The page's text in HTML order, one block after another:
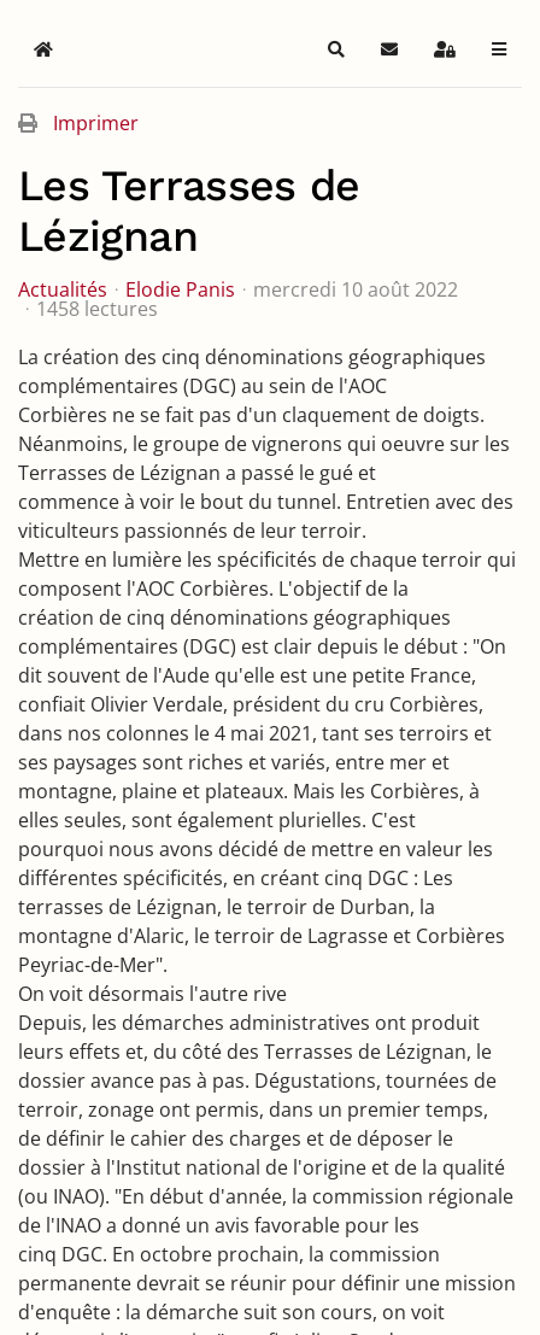
Home SearchS'abonner au blog
Sign In
Imprimer
Les Terrasses de
Lézignan
Actualités Elodie Panis mercredi 10 août 2022
1458 lectures
La création des cinq dénominations géographiques
complémentaires (DGC) au sein de l'AOC
Corbières ne se fait pas d'un claquement de doigts.
Néanmoins, le groupe de vignerons qui oeuvre sur les
Terrasses de Lézignan a passé le gué et
commence à voir le bout du tunnel. Entretien avec des
viticulteurs passionnés de leur terroir.
Mettre en lumière les spécificités de chaque terroir qui
composent l'AOC Corbières. L'objectif de la
création de cinq dénominations géographiques
complémentaires (DGC) est clair depuis le début : "On
dit souvent de l'Aude qu'elle est une petite France,
confiait Olivier Verdale, président du cru Corbières,
dans nos colonnes le 4 mai 2021, tant ses terroirs et
ses paysages sont riches et variés, entre mer et
montagne, plaine et plateaux. Mais les Corbières, à
elles seules, sont également plurielles. C'est
pourquoi nous avons décidé de mettre en valeur les
différentes spécificités, en créant cinq DGC : Les
terrasses de Lézignan, le terroir de Durban, la
montagne d'Alaric, le terroir de Lagrasse et Corbières
Peyriac-de-Mer".
On voit désormais l'autre rive
Depuis, les démarches administratives ont produit
leurs effets et, du côté des Terrasses de Lézignan, le
dossier avance pas à pas. Dégustations, tournées de
terroir, zonage ont permis, dans un premier temps,
de définir le cahier des charges et de déposer le
dossier à l'Institut national de l'origine et de la qualité
(ou INAO). "En début d'année, la commission régionale
de l'INAO a donné un avis favorable pour les
cinq DGC. En octobre prochain, la commission
permanente devrait se réunir pour définir une mission
d'enquête : la démarche suit son cours, on voit